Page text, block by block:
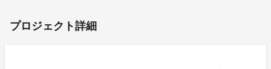
プロジェクト詳細